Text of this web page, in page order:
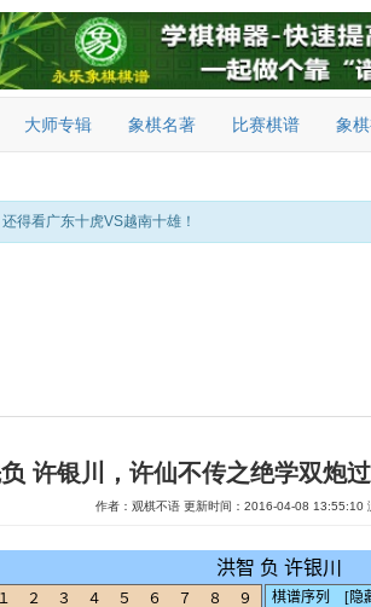
大师专辑 象棋名著 比赛棋谱 象
得看广东十虎VS越南十雄！
许银川，许仙不传之绝学双炮
作者：观棋不语 更新时间：2016-04-08 13:55:10